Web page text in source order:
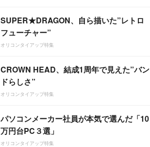
SUPER★DRAGON、自ら描いた”レトロ
フューチャー”
オリコンタイアップ特集
CROWN HEAD、結成1周年で見えた”バン
ドらしさ”
オリコンタイアップ特集
パソコンメーカー社員が本気で選んだ「10
万円台PC３選」
オリコンタイアップ特集